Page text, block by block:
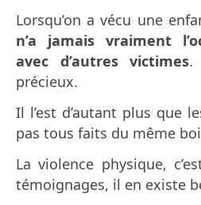
Lorsqu’on a vécu une
n’a jamais vraiment
avec d’autres victimes.
précieux.
Il l’est d’autant plus que
pas tous faits du même
La violence physique,
témoignages, il en existe